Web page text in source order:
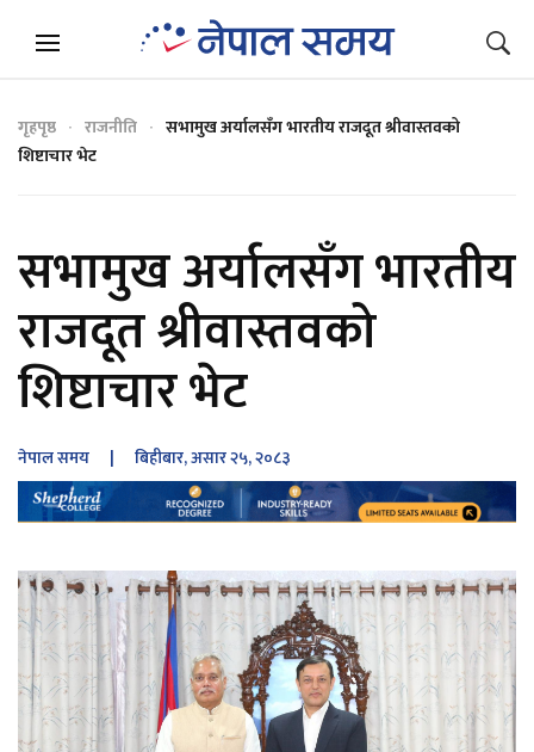
गृहपृष्ठ राजनीति
सभामुख अर्यालसँग भारतीय राजदूत श्रीवास्तवको
शिष्टाचार भेट
सभामुख अर्यालसँग भारतीय
राजदूत श्रीवास्तवको
शिष्टाचार भेट
नेपाल समय | बिहीबार, असार २५, २०८३